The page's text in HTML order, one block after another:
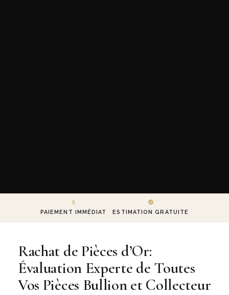
PAIEMENT IMMÉDIAT ESTIMATION GRATUITE
Rachat de Pièces d’Or:
Évaluation Experte de Toutes
Vos Pièces Bullion et Collecteur